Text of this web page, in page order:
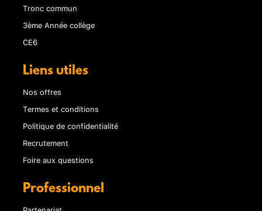
Tronc commun
3ème Année collège
CE6
Liens utiles
Nos offres
Termes et conditions
Politique de confidentialité
Recrutement
Foire aux questions
Professionnel